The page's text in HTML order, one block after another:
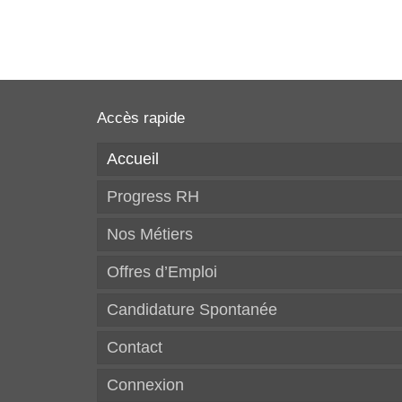
Accès rapide
Accueil
Progress RH
Nos Métiers
Offres d’Emploi
Candidature Spontanée
Contact
Connexion